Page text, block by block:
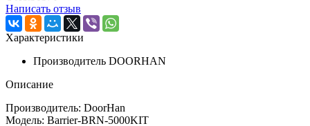
Написать отзыв
Характеристики
Производитель DOORHAN
Описание
Производитель: DoorHan
Модель: Barrier-BRN-5000KIT